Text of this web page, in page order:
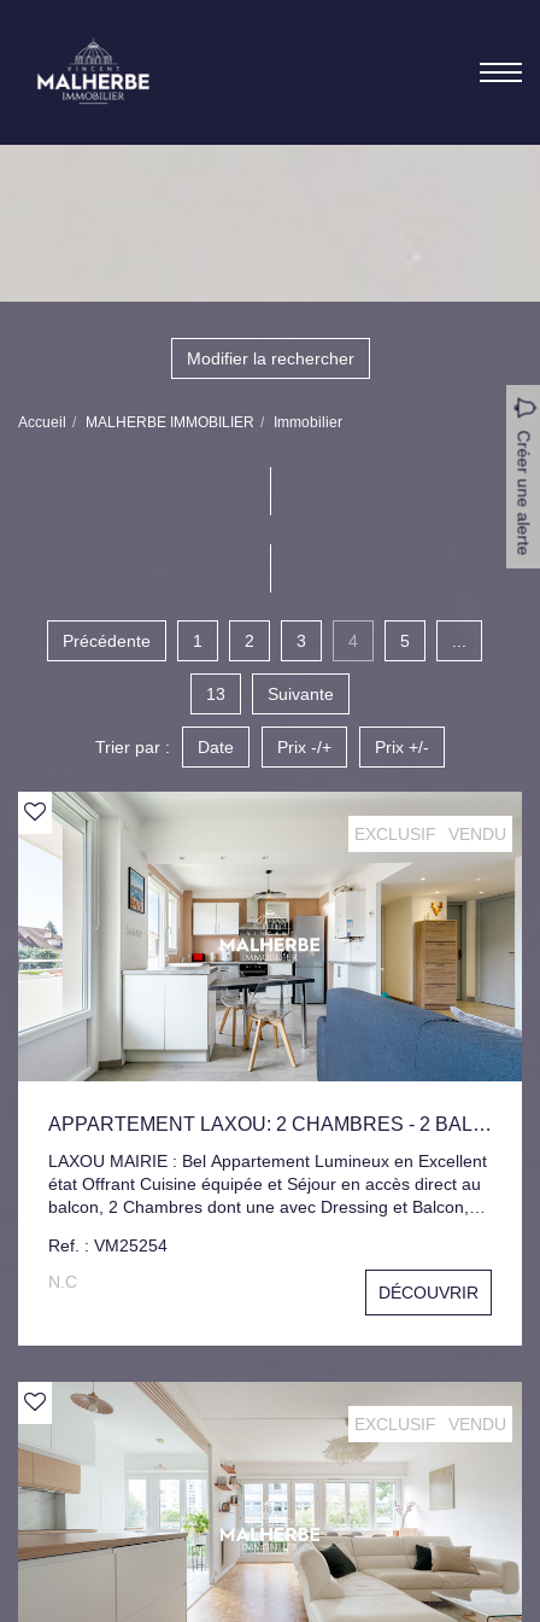
Modifier la rechercher
Accueil MALHERBE IMMOBILIER Immobilier
Créer une alerte
Précédente 1 2 3 4 5
13 Suivante
Trier par : Date Prix -/+ Prix +/-
EXCLUSIF VENDU
APPARTEMENT LAXOU: 2 CHAMBRES - 2 BALCONS
LAXOU MAIRIE : Bel Appartement Lumineux en Excellent
état Offrant Cuisine équipée et Séjour en accès direct au
balcon, 2 Chambres dont une avec Dressing et Balcon,
Garage en Location au sein de la Copropriété.
Ref. : VM25254
N.C
DÉCOUVRIR
EXCLUSIF VENDU